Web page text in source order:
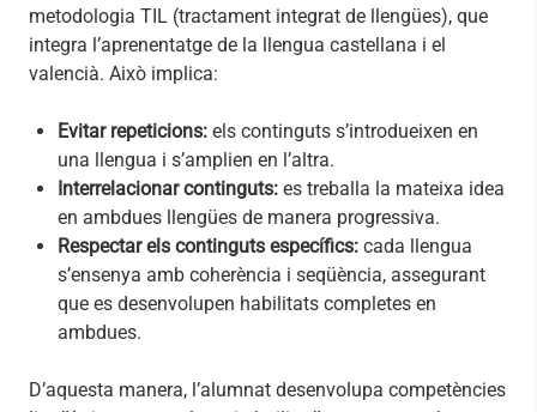
metodologia TIL (tractament integrat de llengües), que
integra l’aprenentatge de la llengua castellana i el
valencià. Això implica:
Evitar repeticions: els continguts s’introdueixen en
una llengua i s’amplien en l’altra.
Interrelacionar continguts: es treballa la mateixa idea
en ambdues llengües de manera progressiva.
Respectar els continguts específics: cada llengua
s’ensenya amb coherència i seqüència, assegurant
que es desenvolupen habilitats completes en
ambdues.
D’aquesta manera, l’alumnat desenvolupa competències